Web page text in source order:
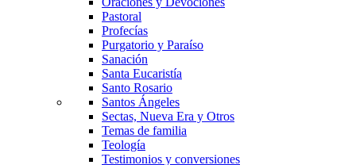
Pastoral
Profecías
Purgatorio y Paraíso
Sanación
Santa Eucaristía
Santo Rosario
Santos Ángeles
Sectas, Nueva Era y Otros
Temas de familia
Teología
Testimonios y conversiones